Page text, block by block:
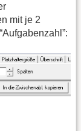
mit je 2